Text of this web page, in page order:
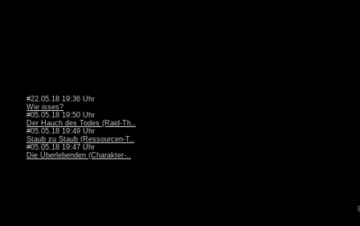
#22.05.18 19:36 Uhr
Wie isses?
#05.05.18 19:50 Uhr
Der Hauch des Todes (Raid-Th..
#05.05.18 19:49 Uhr
Staub zu Staub (Ressourcen-T..
#05.05.18 19:47 Uhr
Die Überlebenden (Charakter-..